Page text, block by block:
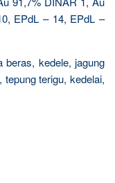
EPdL – 14, EPdL –
beras, kedele, jagung
terigu, kedelai,